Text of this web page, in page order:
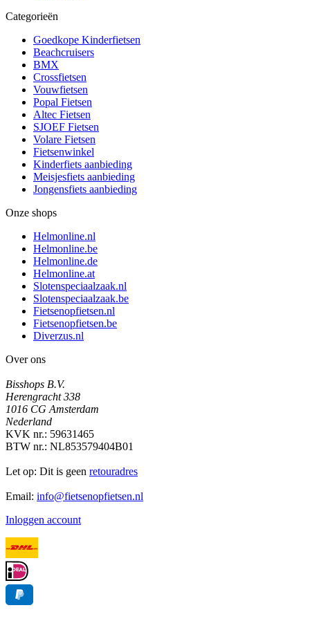
Categorieën
Goedkope Kinderfietsen
Beachcruisers
BMX
Crossfietsen
Vouwfietsen
Popal Fietsen
Altec Fietsen
SJOEF Fietsen
Volare Fietsen
Fietsenwinkel
Kinderfiets aanbieding
Meisjesfiets aanbieding
Jongensfiets aanbieding
Onze shops
Helmonline.nl
Helmonline.be
Helmonline.de
Helmonline.at
Slotenspeciaalzaak.nl
Slotenspeciaalzaak.be
Fietsenopfietsen.nl
Fietsenopfietsen.be
Diverzus.nl
Over ons
Bisshops B.V.
Herengracht 338
1016 CG Amsterdam
Nederland
KVK nr.: 59631465
BTW nr.: NL853579404B01
Let op: Dit is geen retouradres
Email: info@fietsenopfietsen.nl
Inloggen account